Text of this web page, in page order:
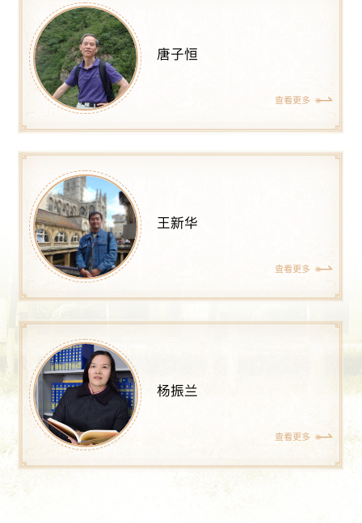
唐子恒
查看更多
王新华
查看更多
杨振兰
查看更多